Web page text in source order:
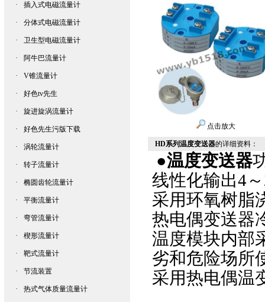
· 插入式电磁流量计
· 分体式电磁流量计
· 卫生型电磁流量计
· 阿牛巴流量计
· V锥流量计
· 好色tv先生
· 旋进旋涡流量计
· 好色先生污版下载
· 涡轮流量计
· 转子流量计
· 椭圆齿轮流量计
· 平衡流量计
· 弯管流量计
· 楔形流量计
· 靶式流量计
· 节流装置
· 热式气体质量流量计
点击放大
HD系列温度变送器的详细资料：
●温度变送器
线性化输出4 ～
采用环氧树脂浇
热电偶变送器
温度模块内部
劣和危险场所使
采用热电偶温